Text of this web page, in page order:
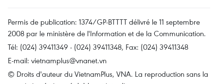
Permis de publication: 1374/GP-BTTTT délivré le 11 septembre
2008 par le ministère de l'Information et de la Communication.
Tél: (024) 39411349 - (024) 39411348, Fax: (024) 39411348
E-mail: vietnamplus@vnanet.vn
© Droits d'auteur du VietnamPlus, VNA. La reproduction sans la